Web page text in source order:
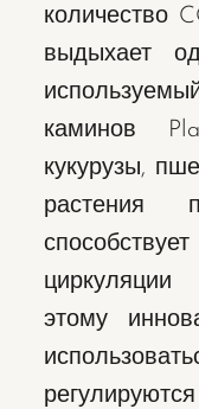
количество
выдыхает
каминов
кукурузы,
растения
этому